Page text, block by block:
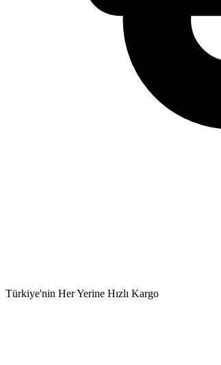
Türkiye'nin Her Yerine Hızlı Kargo